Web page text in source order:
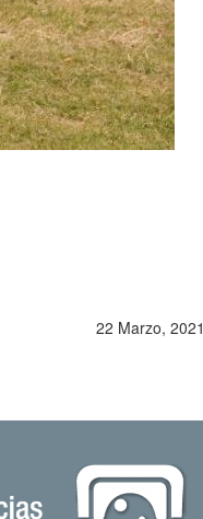
22 Marzo, 2021